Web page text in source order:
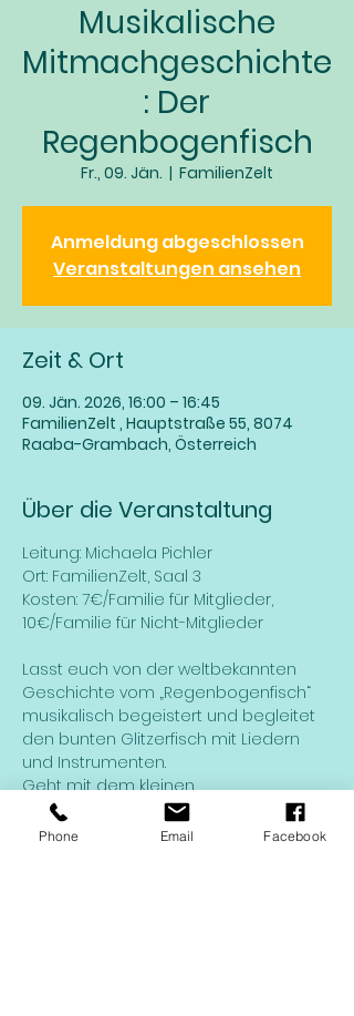
Musikalische
Mitmachgeschichte
: Der
Regenbogenfisch
Fr., 09. Jän.
  |
FamilienZelt
Anmeldung abgeschlossen
Veranstaltungen ansehen
Zeit & Ort
09. Jän. 2026, 16:00 – 16:45
FamilienZelt , Hauptstraße 55, 8074
Raaba-Grambach, Österreich
Über die Veranstaltung
Leitung: Michaela Pichler
Ort: FamilienZelt, Saal 3
Kosten: 7€/Familie für Mitglieder,
10€/Familie für Nicht-Mitglieder
Lasst euch von der weltbekannten
Geschichte vom „Regenbogenfisch“
musikalisch begeistert und begleitet
den bunten Glitzerfisch mit Liedern
und Instrumenten.
Geht mit dem kleinen
Regenbogenfisch auf eine bunte
Reise durchs Meer und lernt viele
Phone Email Facebook